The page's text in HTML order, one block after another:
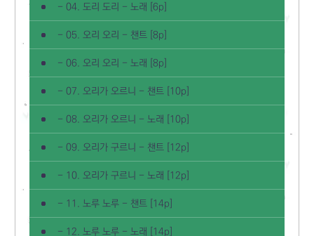
- 04. 도리 도리 - 노래 [6p]
- 05. 오리 오리 - 챈트 [8p]
- 06. 오리 오리 - 노래 [8p]
- 07. 오리가 오르니 - 챈트 [10p]
- 08. 오리가 오르니 - 노래 [10p]
- 09. 오리가 구르니 - 챈트 [12p]
- 10. 오리가 구르니 - 노래 [12p]
- 11. 노루 노루 - 챈트 [14p]
- 12. 노루 노루 - 노래 [14p]